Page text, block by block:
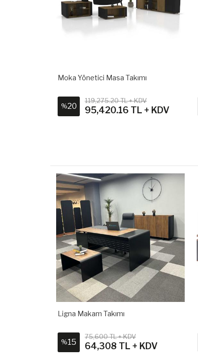
Moka Yönetici Masa Takımı
%20
119,275.20 TL + KDV
95,420.16 TL + KDV
Ligna Makam Takımı
%15
75,600 TL + KDV
64,308 TL + KDV